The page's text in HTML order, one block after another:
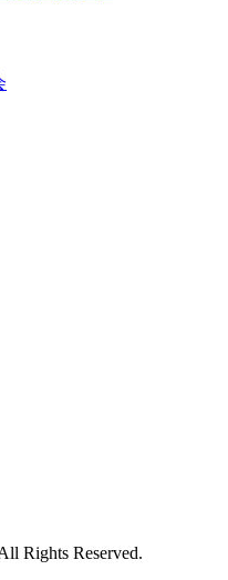
Rights Reserved.